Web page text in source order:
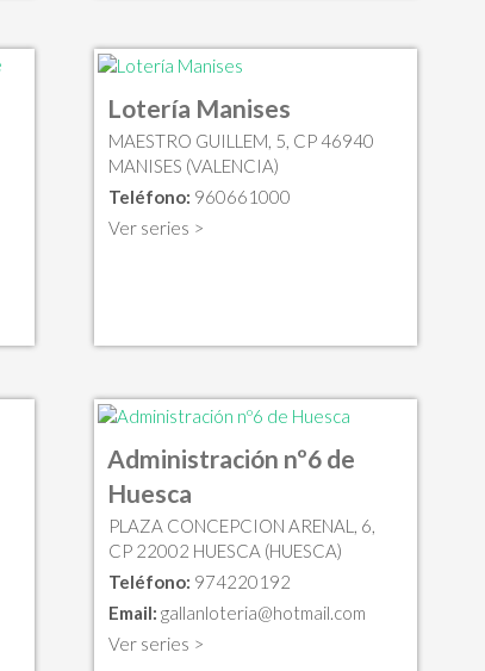
Lotería Manises
MAESTRO GUILLEM, 5, CP 46940
MANISES (VALENCIA)
Teléfono: 960661000
Ver series >
Administración nº6 de
Huesca
PLAZA CONCEPCION ARENAL, 6,
CP 22002 HUESCA (HUESCA)
Teléfono: 974220192
Email: gallanloteria@hotmail.com
Ver series >